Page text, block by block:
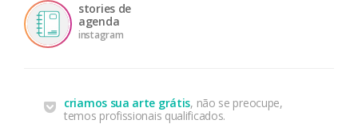
stories de
agenda
instagram
criamos sua arte grátis, não se preocupe,
temos profissionais qualificados.